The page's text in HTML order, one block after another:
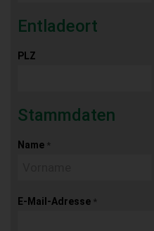
Entladeort
PLZ
Stammdaten
Name *
E-Mail-Adresse *